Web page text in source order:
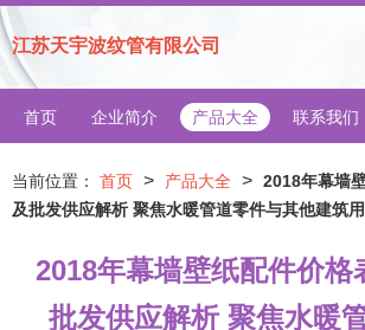
江苏天宇波纹管有限公司
首页 企业简介 产品大全 联系我们
当前位置： 首页 > 产品大全 > 2018年幕墙
及批发供应解析 聚焦水暖管道零件与其他建筑
2018年幕墙壁纸配件价格
批发供应解析 聚焦水暖